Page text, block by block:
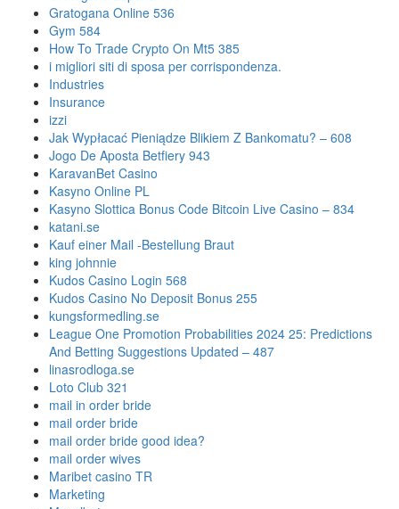
Gratogana Online 536
Gym 584
How To Trade Crypto On Mt5 385
i migliori siti di sposa per corrispondenza.
Industries
Insurance
izzi
Jak Wypłacać Pieniądze Blikiem Z Bankomatu? – 608
Jogo De Aposta Betfiery 943
KaravanBet Casino
Kasyno Online PL
Kasyno Slottica Bonus Code Bitcoin Live Casino – 834
katani.se
Kauf einer Mail -Bestellung Braut
king johnnie
Kudos Casino Login 568
Kudos Casino No Deposit Bonus 255
kungsformedling.se
League One Promotion Probabilities 2024 25: Predictions
And Betting Suggestions Updated – 487
linasrodloga.se
Loto Club 321
mail in order bride
mail order bride
mail order bride good idea?
mail order wives
Maribet casino TR
Marketing